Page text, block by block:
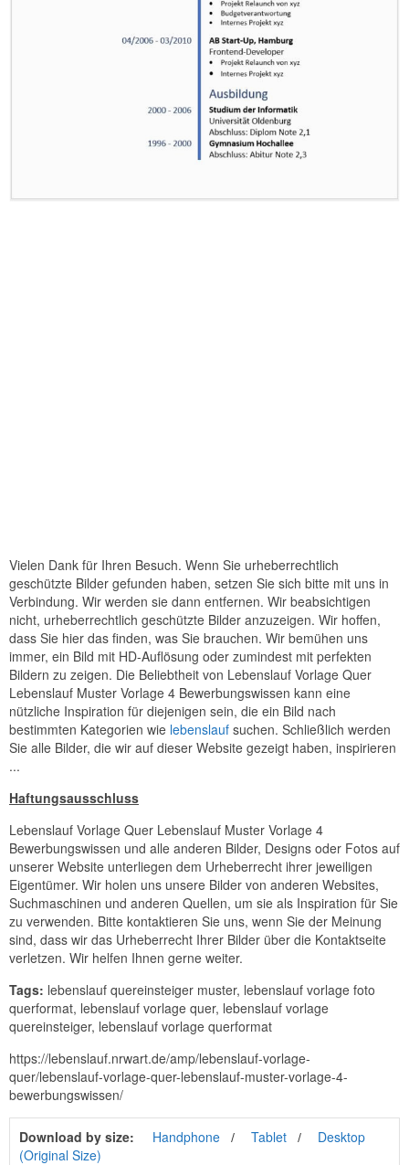
Vielen Dank für Ihren Besuch. Wenn Sie urheberrechtlich
geschützte Bilder gefunden haben, setzen Sie sich bitte mit uns in
Verbindung. Wir werden sie dann entfernen. Wir beabsichtigen
nicht, urheberrechtlich geschützte Bilder anzuzeigen. Wir hoffen,
dass Sie hier das finden, was Sie brauchen. Wir bemühen uns
immer, ein Bild mit HD-Auflösung oder zumindest mit perfekten
Bildern zu zeigen. Die Beliebtheit von Lebenslauf Vorlage Quer
Lebenslauf Muster Vorlage 4 Bewerbungswissen kann eine
nützliche Inspiration für diejenigen sein, die ein Bild nach
bestimmten Kategorien wie lebenslauf suchen. Schließlich werden
Sie alle Bilder, die wir auf dieser Website gezeigt haben, inspirieren
...
Haftungsausschluss
Lebenslauf Vorlage Quer Lebenslauf Muster Vorlage 4
Bewerbungswissen und alle anderen Bilder, Designs oder Fotos auf
unserer Website unterliegen dem Urheberrecht ihrer jeweiligen
Eigentümer. Wir holen uns unsere Bilder von anderen Websites,
Suchmaschinen und anderen Quellen, um sie als Inspiration für Sie
zu verwenden. Bitte kontaktieren Sie uns, wenn Sie der Meinung
sind, dass wir das Urheberrecht Ihrer Bilder über die Kontaktseite
verletzen. Wir helfen Ihnen gerne weiter.
Tags: lebenslauf quereinsteiger muster, lebenslauf vorlage foto
querformat, lebenslauf vorlage quer, lebenslauf vorlage
quereinsteiger, lebenslauf vorlage querformat
https://lebenslauf.nrwart.de/amp/lebenslauf-vorlage-
quer/lebenslauf-vorlage-quer-lebenslauf-muster-vorlage-4-
bewerbungswissen/
Download by size: Handphone Tablet
Desktop
(Original Size)